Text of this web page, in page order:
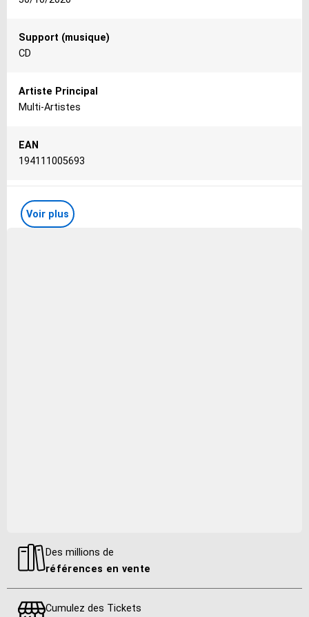
Support (musique)
CD
Artiste Principal
Multi-Artistes
EAN
194111005693
Genre (musique)
Musique du monde
Catégorie produits
musique
Voir plus
Des millions de
références en vente
Cumulez des Tickets